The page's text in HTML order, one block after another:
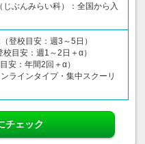
ぶんみらい科）：全国から入
登校目安：週3～5日）
目安：週1～2日＋α）
安：年間2回＋α）
ラインタイプ・集中スクーリ
チェック